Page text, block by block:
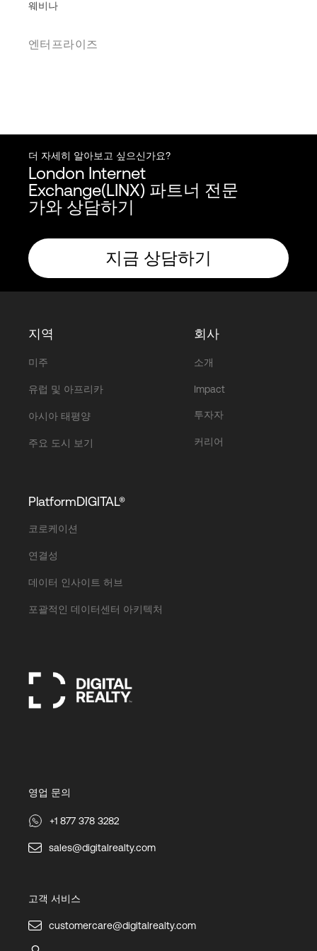
웨비나
엔터프라이즈
더 자세히 알아보고 싶으신가요?
London Internet
Exchange(LINX) 파트너 전문
가와 상담하기
지금 상담하기
지역
미주
유럽 및 아프리카
아시아 태평양
주요 도시 보기
회사
소개
Impact
투자자
커리어
PlatformDIGITAL®
코로케이션
연결성
데이터 인사이트 허브
포괄적인 데이터센터 아키텍처
영업 문의
+1 877 378 3282
sales@digitalrealty.com
고객 서비스
customercare@digitalrealty.com